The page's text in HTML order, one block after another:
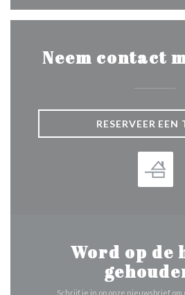
Neem contact
RESERVEER EEN
Word op de
Schrijf je in op onze nieuwsbrief